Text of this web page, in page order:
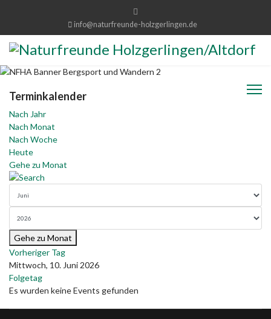
info@naturfreunde-holzgerlingen.de
Terminkalender
Nach Jahr
Nach Monat
Nach Woche
Heute
Gehe zu Monat
Gehe zu Monat
Vorheriger Tag
Mittwoch, 10. Juni 2026
Folgetag
Es wurden keine Events gefunden